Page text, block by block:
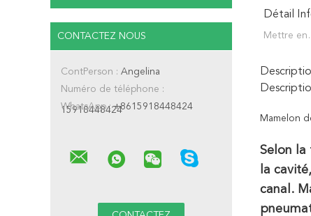
CONTACTEZ NOUS
ContPerson : Angelina
Numéro de téléphone :
15918448424
WhatsApp :+8615918448424
Détail
Mettre en
Mamelon
Selon la
la
canal.